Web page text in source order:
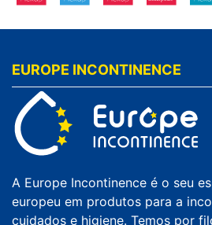
EUROPE INCONTINENCE
A Europe Incontinence é o seu
europeu em produtos para a
cuidados e higiene. Temos por